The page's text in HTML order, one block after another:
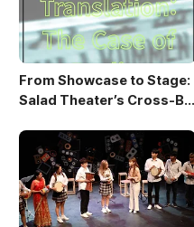
From Showcase to Stage:
Salad Theater’s Cross-Bo
o Berlin 2026